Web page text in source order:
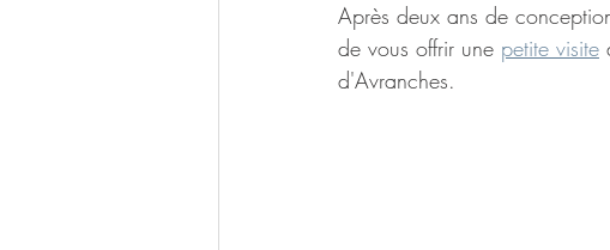
Après deux ans de
de vous offrir une petite visite
d'Avranches.